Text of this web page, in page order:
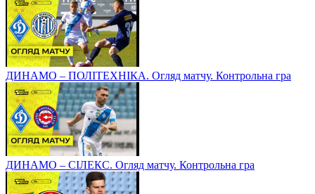
ДИНАМО – ПОЛІТЕХНІКА. Огляд матчу. Контрольна гра
ДИНАМО – СІЛЕКС. Огляд матчу. Контрольна гра